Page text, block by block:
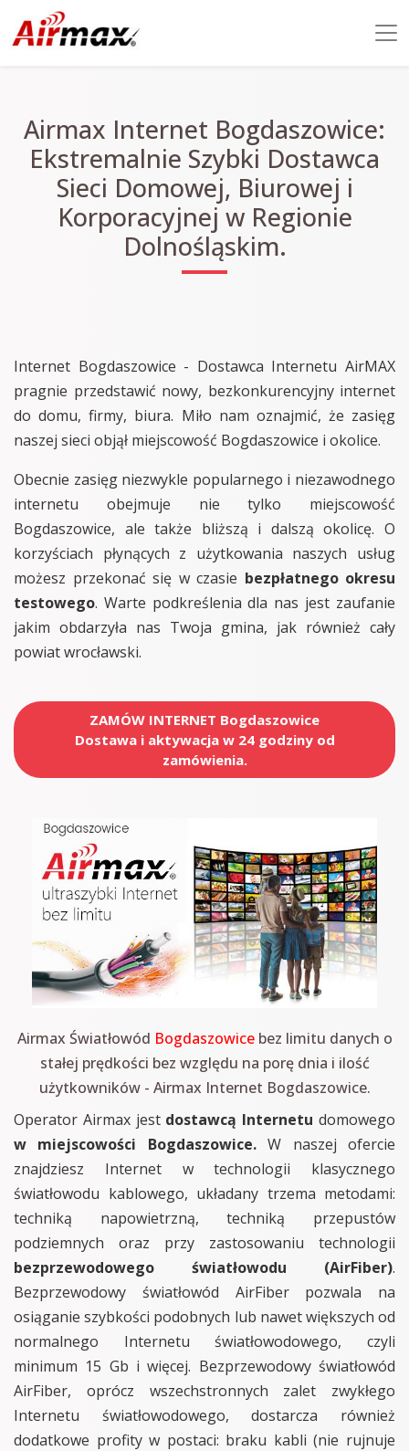
Airmax Internet Bogdaszowice:
Ekstremalnie Szybki Dostawca
Sieci Domowej, Biurowej i
Korporacyjnej w Regionie
Dolnośląskim.
Internet Bogdaszowice - Dostawca Internetu AirMAX
pragnie przedstawić nowy, bezkonkurencyjny internet
do domu, firmy, biura. Miło nam oznajmić, że zasięg
naszej sieci objął miejscowość Bogdaszowice i okolice.
Obecnie zasięg niezwykle popularnego i niezawodnego
internetu obejmuje nie tylko miejscowość
Bogdaszowice, ale także bliższą i dalszą okolicę. O
korzyściach płynących z użytkowania naszych usług
możesz przekonać się w czasie bezpłatnego okresu
testowego. Warte podkreślenia dla nas jest zaufanie
jakim obdarzyła nas Twoja gmina, jak również cały
powiat wrocławski.
ZAMÓW INTERNET Bogdaszowice
Dostawa i aktywacja w 24 godziny od
zamówienia.
Airmax Światłowód Bogdaszowicebez limitu danych o
stałej prędkości bez względu na porę dnia i ilość
użytkowników - Airmax Internet Bogdaszowice.
Operator Airmax jest dostawcą Internetu domowego
w miejscowości Bogdaszowice.W naszej ofercie
znajdziesz Internet w technologii klasycznego
światłowodu kablowego, układany trzema metodami:
techniką napowietrzną, techniką przepustów
podziemnych oraz przy zastosowaniu technologii
bezprzewodowego światłowodu (AirFiber).
Bezprzewodowy światłowód AirFiber pozwala na
osiąganie szybkości podobnych lub nawet większych od
normalnego Internetu światłowodowego, czyli
minimum 15 Gb i więcej. Bezprzewodowy światłowód
AirFiber, oprócz wszechstronnych zalet zwykłego
Internetu światłowodowego, dostarcza również
dodatkowe profity w postaci: braku kabli (nie rujnuje